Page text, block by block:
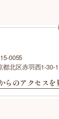
0055
都北区赤羽西1-30-
らのアクセスを